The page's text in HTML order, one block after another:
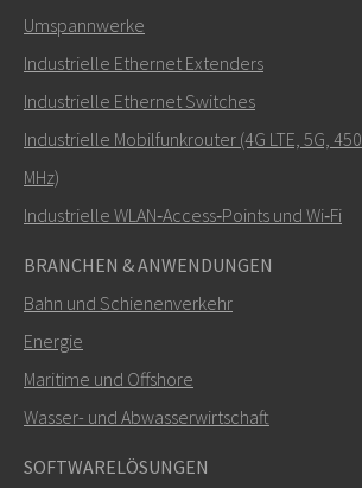
SENDEN
Umspannwerke
Industrielle Ethernet Extenders
Industrielle Ethernet Switches
Industrielle Mobilfunkrouter (4G LTE, 5G, 450
MHz)
Industrielle WLAN‑Access‑Points und Wi‑Fi
BRANCHEN & ANWENDUNGEN
Bahn und Schienenverkehr
Energie
Maritime und Offshore
Wasser- und Abwasserwirtschaft
SOFTWARELÖSUNGEN